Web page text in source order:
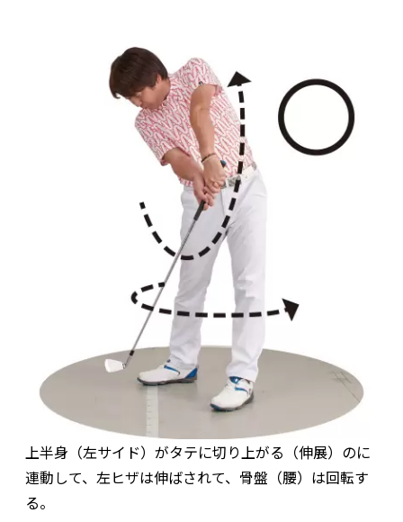
上半身（左サイド）がタテに切り上がる（伸展）のに
連動して、左ヒザは伸ばされて、骨盤（腰）は回転す
る。